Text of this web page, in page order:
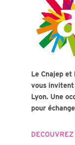
Le Cnajep et
vous invitent
Lyon. Une
pour